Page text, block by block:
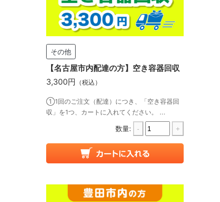
その他
【名古屋市内配達の方】空き容器回収
3,300円 （税込）
①1回のご注文（配達）につき、「空き容器回
収」を1つ、カートに入れてください。 ...
数量: - +